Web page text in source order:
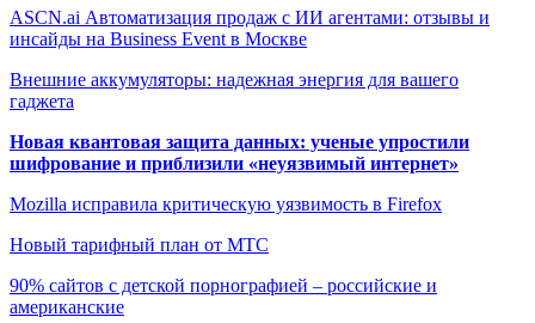
ASCN.ai Автоматизация продаж с ИИ агентами: отзывы и
инсайды на Business Event в Москве
Внешние аккумуляторы: надежная энергия для вашего
гаджета
Новая квантовая защита данных: ученые упростили
шифрование и приблизили «неуязвимый интернет»
Mozilla исправила критическую уязвимость в Firefox
Новый тарифный план от МТС
90% сайтов с детской порнографией – российские и
американские